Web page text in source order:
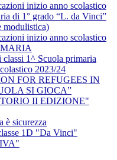
inizio anno scolastico
di 1° grado “L. da Vinci”
modulistica)
inizio anno scolastico
1^ Scuola primaria
2023/24
FOR REFUGEES IN
SI GIOCA”
II EDIZIONE"
è sicurezza
1D "Da Vinci"